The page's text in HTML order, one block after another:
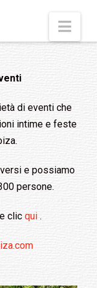
di eventi che
intime e feste
e possiamo
persone.
clic qui .